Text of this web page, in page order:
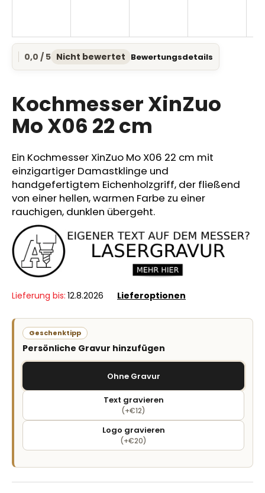
Die
durchschnittliche
ist
0,0
von
5
0,0 / 5 Nicht bewertet Bewertungsdetails
Kochmesser XinZuo
Mo X06 22 cm
Ein Kochmesser XinZuo Mo X06 22 cm mit
einzigartiger Damastklinge und
handgefertigtem Eichenholzgriff, der fließend
von einer hellen, warmen Farbe zu einer
rauchigen, dunklen übergeht.
Lieferung bis: 12.8.2026 Lieferoptionen
Geschenktipp
Persönliche Gravur hinzufügen
Ohne Gravur
Text gravieren
(+€12)
Logo gravieren
(+€20)
SUCHEN
W
i
r
e
p
f
e
h
l
n